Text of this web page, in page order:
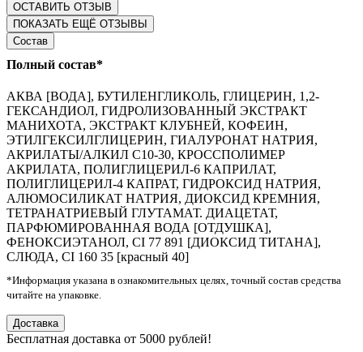
ОСТАВИТЬ ОТЗЫВ
ПОКАЗАТЬ ЕЩЁ ОТЗЫВЫ
Состав
Полный состав*
АКВА [ВОДА], БУТИЛЕНГЛИКОЛЬ, ГЛИЦЕРИН, 1,2-
ГЕКСАНДИОЛ, ГИДРОЛИЗОВАННЫЙ ЭКСТРАКТ
МАНИХОТА, ЭКСТРАКТ КЛУБНЕЙ, КОФЕИН,
ЭТИЛГЕКСИЛГЛИЦЕРИН, ГИАЛУРОНАТ НАТРИЯ,
АКРИЛАТЫ/АЛКИЛ С10-30, КРОССПОЛИМЕР
АКРИЛАТА, ПОЛИГЛИЦЕРИЛ-6 КАПРИЛАТ,
ПОЛИГЛИЦЕРИЛ-4 КАПРАТ, ГИДРОКСИД НАТРИЯ,
АЛЮМОСИЛИКАТ НАТРИЯ, ДИОКСИД КРЕМНИЯ,
ТЕТРАНАТРИЕВЫЙ ГЛУТАМАТ. ДИАЦЕТАТ,
ПАРФЮМИРОВАННАЯ ВОДА [ОТДУШКА],
ФЕНОКСИЭТАНОЛ, CI 77 891 [ДИОКСИД ТИТАНА],
СЛЮДА, CI 160 35 [красный 40]
*Информация указана в ознакомительных целях, точный состав средства
читайте на упаковке.
Доставка
Бесплатная доставка от 5000 рублей!